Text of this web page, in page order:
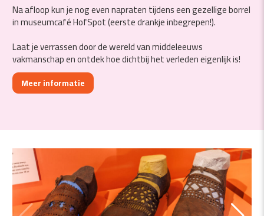
Na afloop kun je nog even napraten tijdens een gezellige borrel
in museumcafé HofSpot (eerste drankje inbegrepen!).
Laat je verrassen door de wereld van middeleeuws
vakmanschap en ontdek hoe dichtbij het verleden eigenlijk is!
Meer informatie